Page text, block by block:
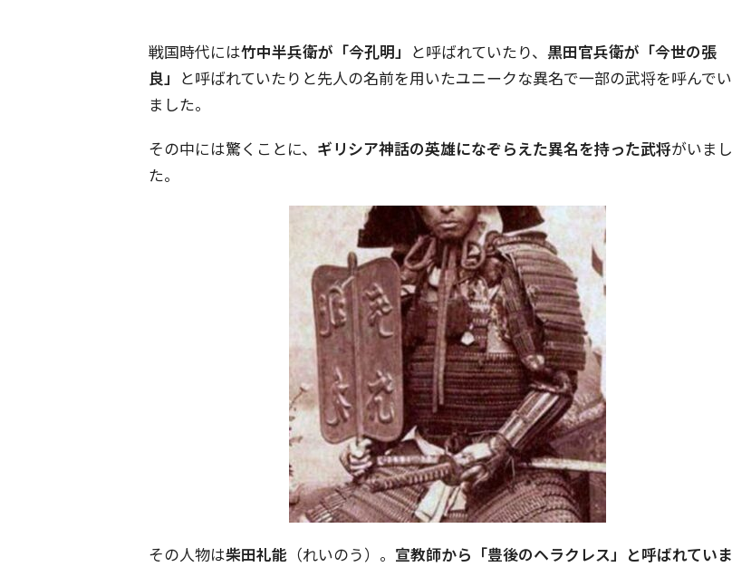
戦国時代には竹中半兵衛が「今孔明」 と呼ばれていたり、 黒田官兵衛が「今世の張
良」 と呼ばれていたりと先人の名前を用いたユニークな異名で一部の武将を呼んでい
ました。
その中には驚くことに、 ギリシア神話の英雄になぞらえた異名を持った武将がいまし
た。
その人物は柴田礼能 （れいのう）。 宣教師から「豊後のヘラクレス」と呼ばれていま